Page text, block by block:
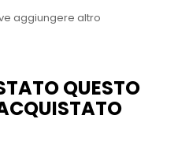
aggiungere altro
QUESTO